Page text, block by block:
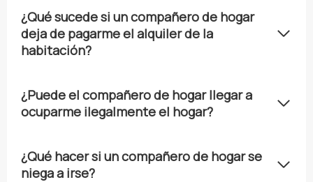
¿Qué sucede si un compañero de hogar
deja de pagarme el alquiler de la
habitación?
¿Puede el compañero de hogar llegar a
ocuparme ilegalmente el hogar?
¿Qué hacer si un compañero de hogar se
niega a irse?